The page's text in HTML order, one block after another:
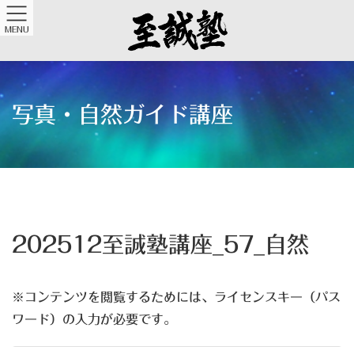
写真・自然ガイド講座
202512至誠塾講座_57_自然
※コンテンツを閲覧するためには、ライセンスキー（パス
ワード）の入力が必要です。
MENU